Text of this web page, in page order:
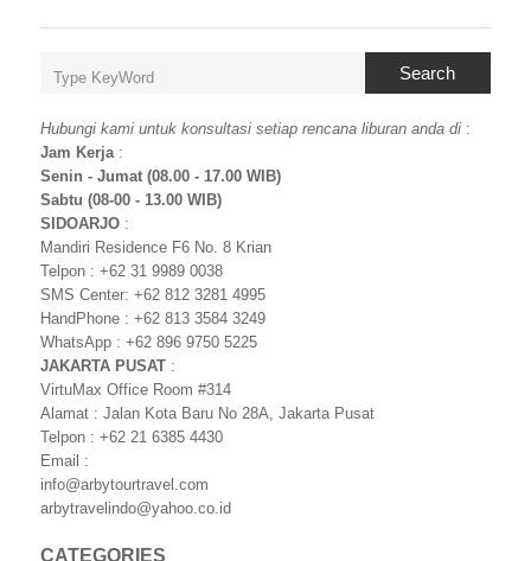
Search
Hubungi kami untuk konsultasi setiap rencana liburan anda di :
Jam Kerja:
Senin - Jumat (08.00 - 17.00 WIB)
Sabtu (08-00 - 13.00 WIB)
SIDOARJO :
Mandiri Residence F6 No. 8 Krian
Telpon : +62 31 9989 0038
SMS Center: +62 812 3281 4995
HandPhone : +62 813 3584 3249
WhatsApp : +62 896 9750 5225
JAKARTA PUSAT :
VirtuMax Office Room #314
Alamat : Jalan Kota Baru No 28A, Jakarta Pusat
Telpon : +62 21 6385 4430
Email :
info@arbytourtravel.com
arbytravelindo@yahoo.co.id
CATEGORIES